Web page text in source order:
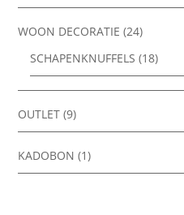
WOON DECORATIE (24)
SCHAPENKNUFFELS (18)
OUTLET (9)
KADOBON (1)